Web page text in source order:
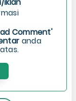
Comment'
anda